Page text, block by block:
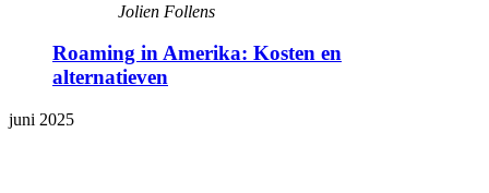
Jolien Follens
Roaming in Amerika: Kosten en
alternatieven
juni 2025